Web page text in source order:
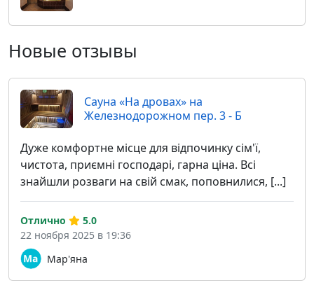
Новые отзывы
Cауна «На дровах» на
Железнодорожном пер. 3 - Б
Дуже комфортне місце для відпочинку сім'ї,
чистота, приємні господарі, гарна ціна. Всі
знайшли розваги на свій смак, поповнилися, [...]
Мар'яна
Отлично
5.0
22 ноября 2025 в 19:36